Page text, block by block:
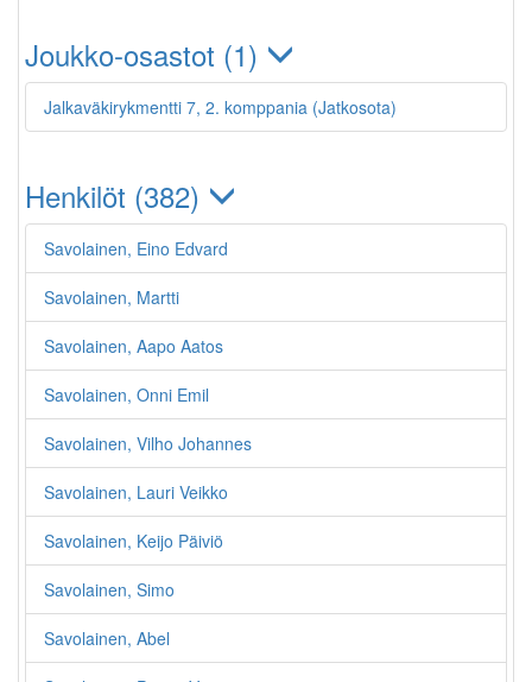
Joukko-osastot (1)
Jalkaväkirykmentti 7, 2. komppania (Jatkosota)
Henkilöt (382)
Savolainen, Eino Edvard
Savolainen, Martti
Savolainen, Aapo Aatos
Savolainen, Onni Emil
Savolainen, Vilho Johannes
Savolainen, Lauri Veikko
Savolainen, Keijo Päiviö
Savolainen, Simo
Savolainen, Abel